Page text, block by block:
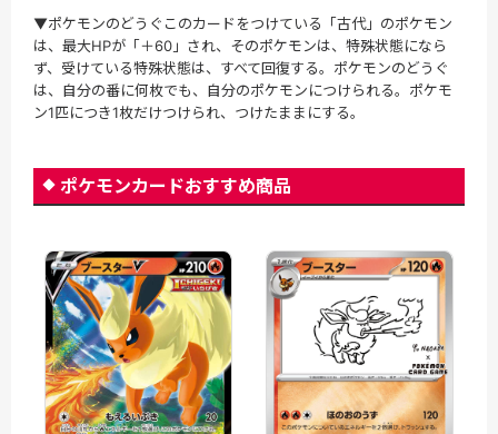
▼ポケモンのどうぐこのカードをつけている「古代」のポケモン
は、最大HPが「＋60」され、そのポケモンは、特殊状態になら
ず、受けている特殊状態は、すべて回復する。ポケモンのどうぐ
は、自分の番に何枚でも、自分のポケモンにつけられる。ポケモ
ン1匹につき1枚だけつけられ、つけたままにする。
ポケモンカードおすすめ商品